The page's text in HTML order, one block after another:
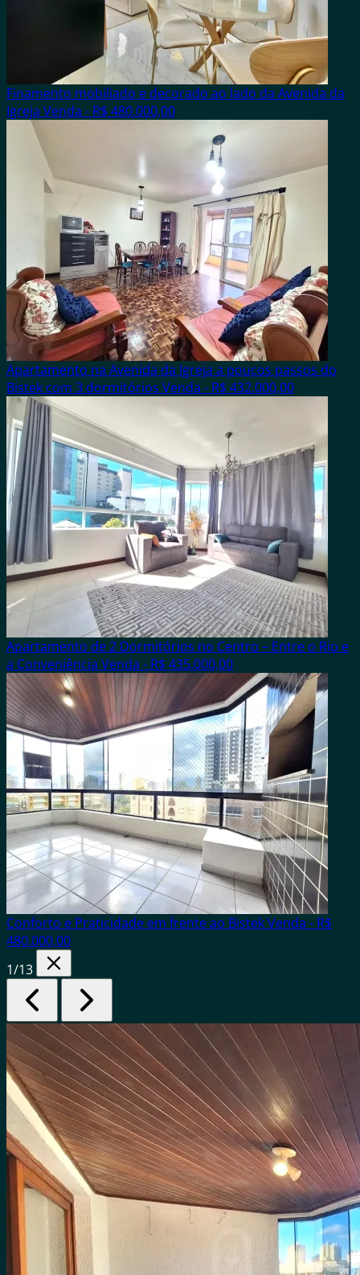
Finamento mobiliado e decorado ao lado da Avenida da
Igreja Venda - R$ 480.000,00
Apartamento na Avenida da Igreja a poucos passos do
Bistek com 3 dormitórios Venda - R$ 432.000,00
Apartamento de 2 Dormitórios no Centro – Entre o Rio e
a Conveniência Venda - R$ 435.000,00
Conforto e Praticidade em frente ao BistekVenda - R$
480.000,00
1/13